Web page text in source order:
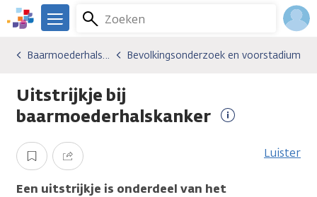
Overslaan
en
gaan
We
er
je.
Kanker.nl
Zoeken
Menu
Kankersoorten
Baarmoederhalskanker
Bevolkingsonderzoek en voorstadium
BaarmoederhalskankerBevolkingsonderzoek en voorstadium
Uitstrijkje bij
baarmoederhalskanker
informatie
Opslaan Delen Luister
Een uitstrijkje is onderdeel van het